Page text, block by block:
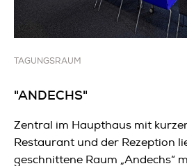
TAGUNGSRAUM
"ANDECHS"
Zentral im Haupthaus mit
Restaurant und der Rezeption
geschnittene Raum „Andechs“